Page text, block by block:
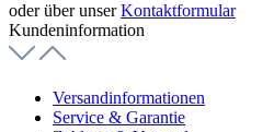
oder über unserKontaktformular
Kundeninformation
Versandinformationen
Service & Garantie